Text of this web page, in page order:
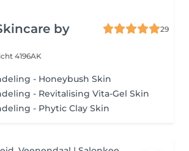
by
29
4196AK
- Honeybush Skin
- Revitalising Vita-Gel Skin
- Phytic Clay Skin